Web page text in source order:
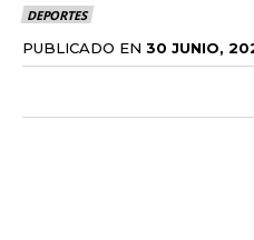
DEPORTES
PUBLICADO EN 30 JUNIO,